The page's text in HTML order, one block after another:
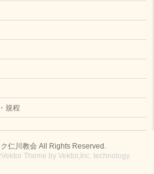
規程
仁川教会All Rights Reserved.
Theme byVektor,Inc. technology.